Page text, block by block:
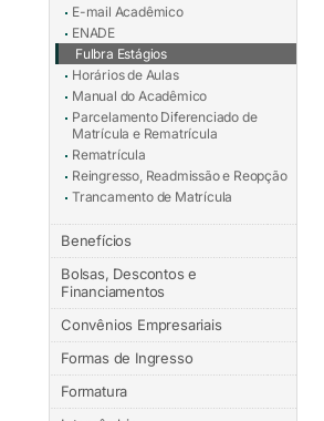
E-mail Acadêmico
ENADE
Fulbra Estágios
Horários de Aulas
Manual do Acadêmico
Parcelamento Diferenciado de
Matrícula e Rematrícula
Rematrícula
Reingresso, Readmissão e Reopção
Trancamento de Matrícula
Benefícios
Bolsas, Descontos e
Financiamentos
Convênios Empresariais
Formas de Ingresso
Formatura